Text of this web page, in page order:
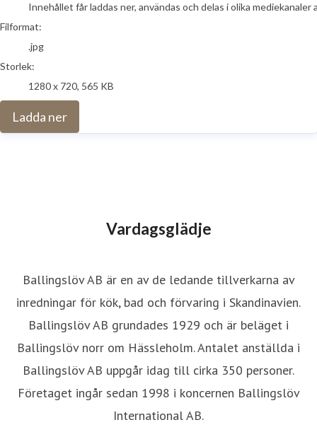
Innehållet får laddas ner, användas och delas i olika
Filformat:
.jpg
Storlek:
1280 x 720, 565 KB
Ladda ner
Vardagsglädje
Ballingslöv AB är en av de ledande tillverkarna av
inredningar för kök, bad och förvaring i Skandinavien.
Ballingslöv AB grundades 1929 och är beläget i
Ballingslöv norr om Hässleholm. Antalet anställda i
Ballingslöv AB uppgår idag till cirka 350 personer.
Företaget ingår sedan 1998 i koncernen Ballingslöv
International AB.